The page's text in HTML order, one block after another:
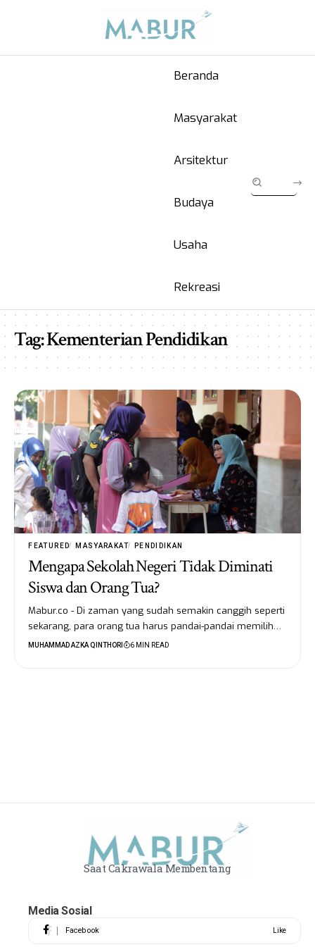
Beranda
Masyarakat
Arsitektur
Budaya
Usaha
Rekreasi
Tag:Kementerian Pendidikan
FEATURED MASYARAKAT PENDIDIKAN
Mengapa Sekolah Negeri Tidak Diminati
Siswa dan Orang Tua?
Mabur.co - Di zaman yang sudah semakin canggih seperti
sekarang, para orang tua harus pandai-pandai memilih…
MUHAMMAD AZKA QINTHORI 6 MIN READ
Saat Cakrawala Membentang
Media Sosial
Facebook Like